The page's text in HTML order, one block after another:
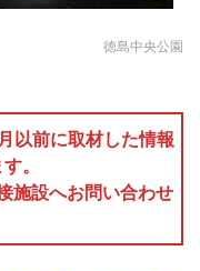
徳島中央公園
以前に取材した情報
。
施設へお問い合わせ